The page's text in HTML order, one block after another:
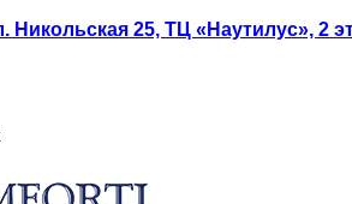
Никольская 25, ТЦ «Наутилус», 2